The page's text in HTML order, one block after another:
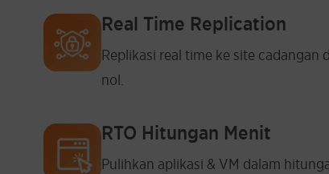
Real Time Replication
Replikasi real time ke site cadangan
nol.
RTO Hitungan Menit
Pulihkan aplikasi & VM dalam